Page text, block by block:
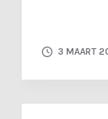
3 MAART